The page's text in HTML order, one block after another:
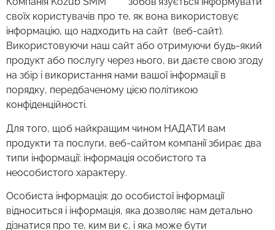
своїх користувачів про те, як вона використовує
інформацію, що надходить на сайт (веб-сайт).
Використовуючи наш сайт або отримуючи будь-який
продукт або послугу через нього, ви даєте свою згоду
на збір і використання нами вашої інформації в
порядку, передбаченому цією політикою
конфіденційності.
Для того, щоб найкращим чином НАДАТИ вам
продукти та послуги, веб-сайтом компанії збирає два
типи інформації: інформація особистого та
неособистого характеру.
Особиста інформація: до особистої інформації
відноситься і інформація, яка дозволяє нам детально
дізнатися про те, ким ви є, і яка може бути